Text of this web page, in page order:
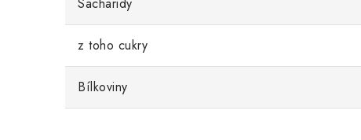
z toho cukry
Bílkoviny